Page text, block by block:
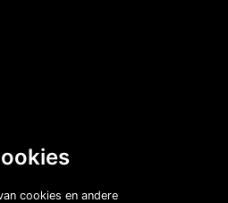
cookies en andere